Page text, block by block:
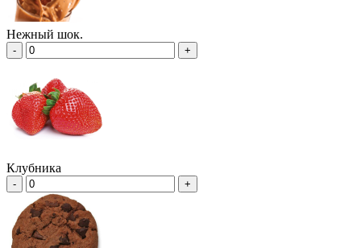
Нежный шок.
- +
Клубника
- +